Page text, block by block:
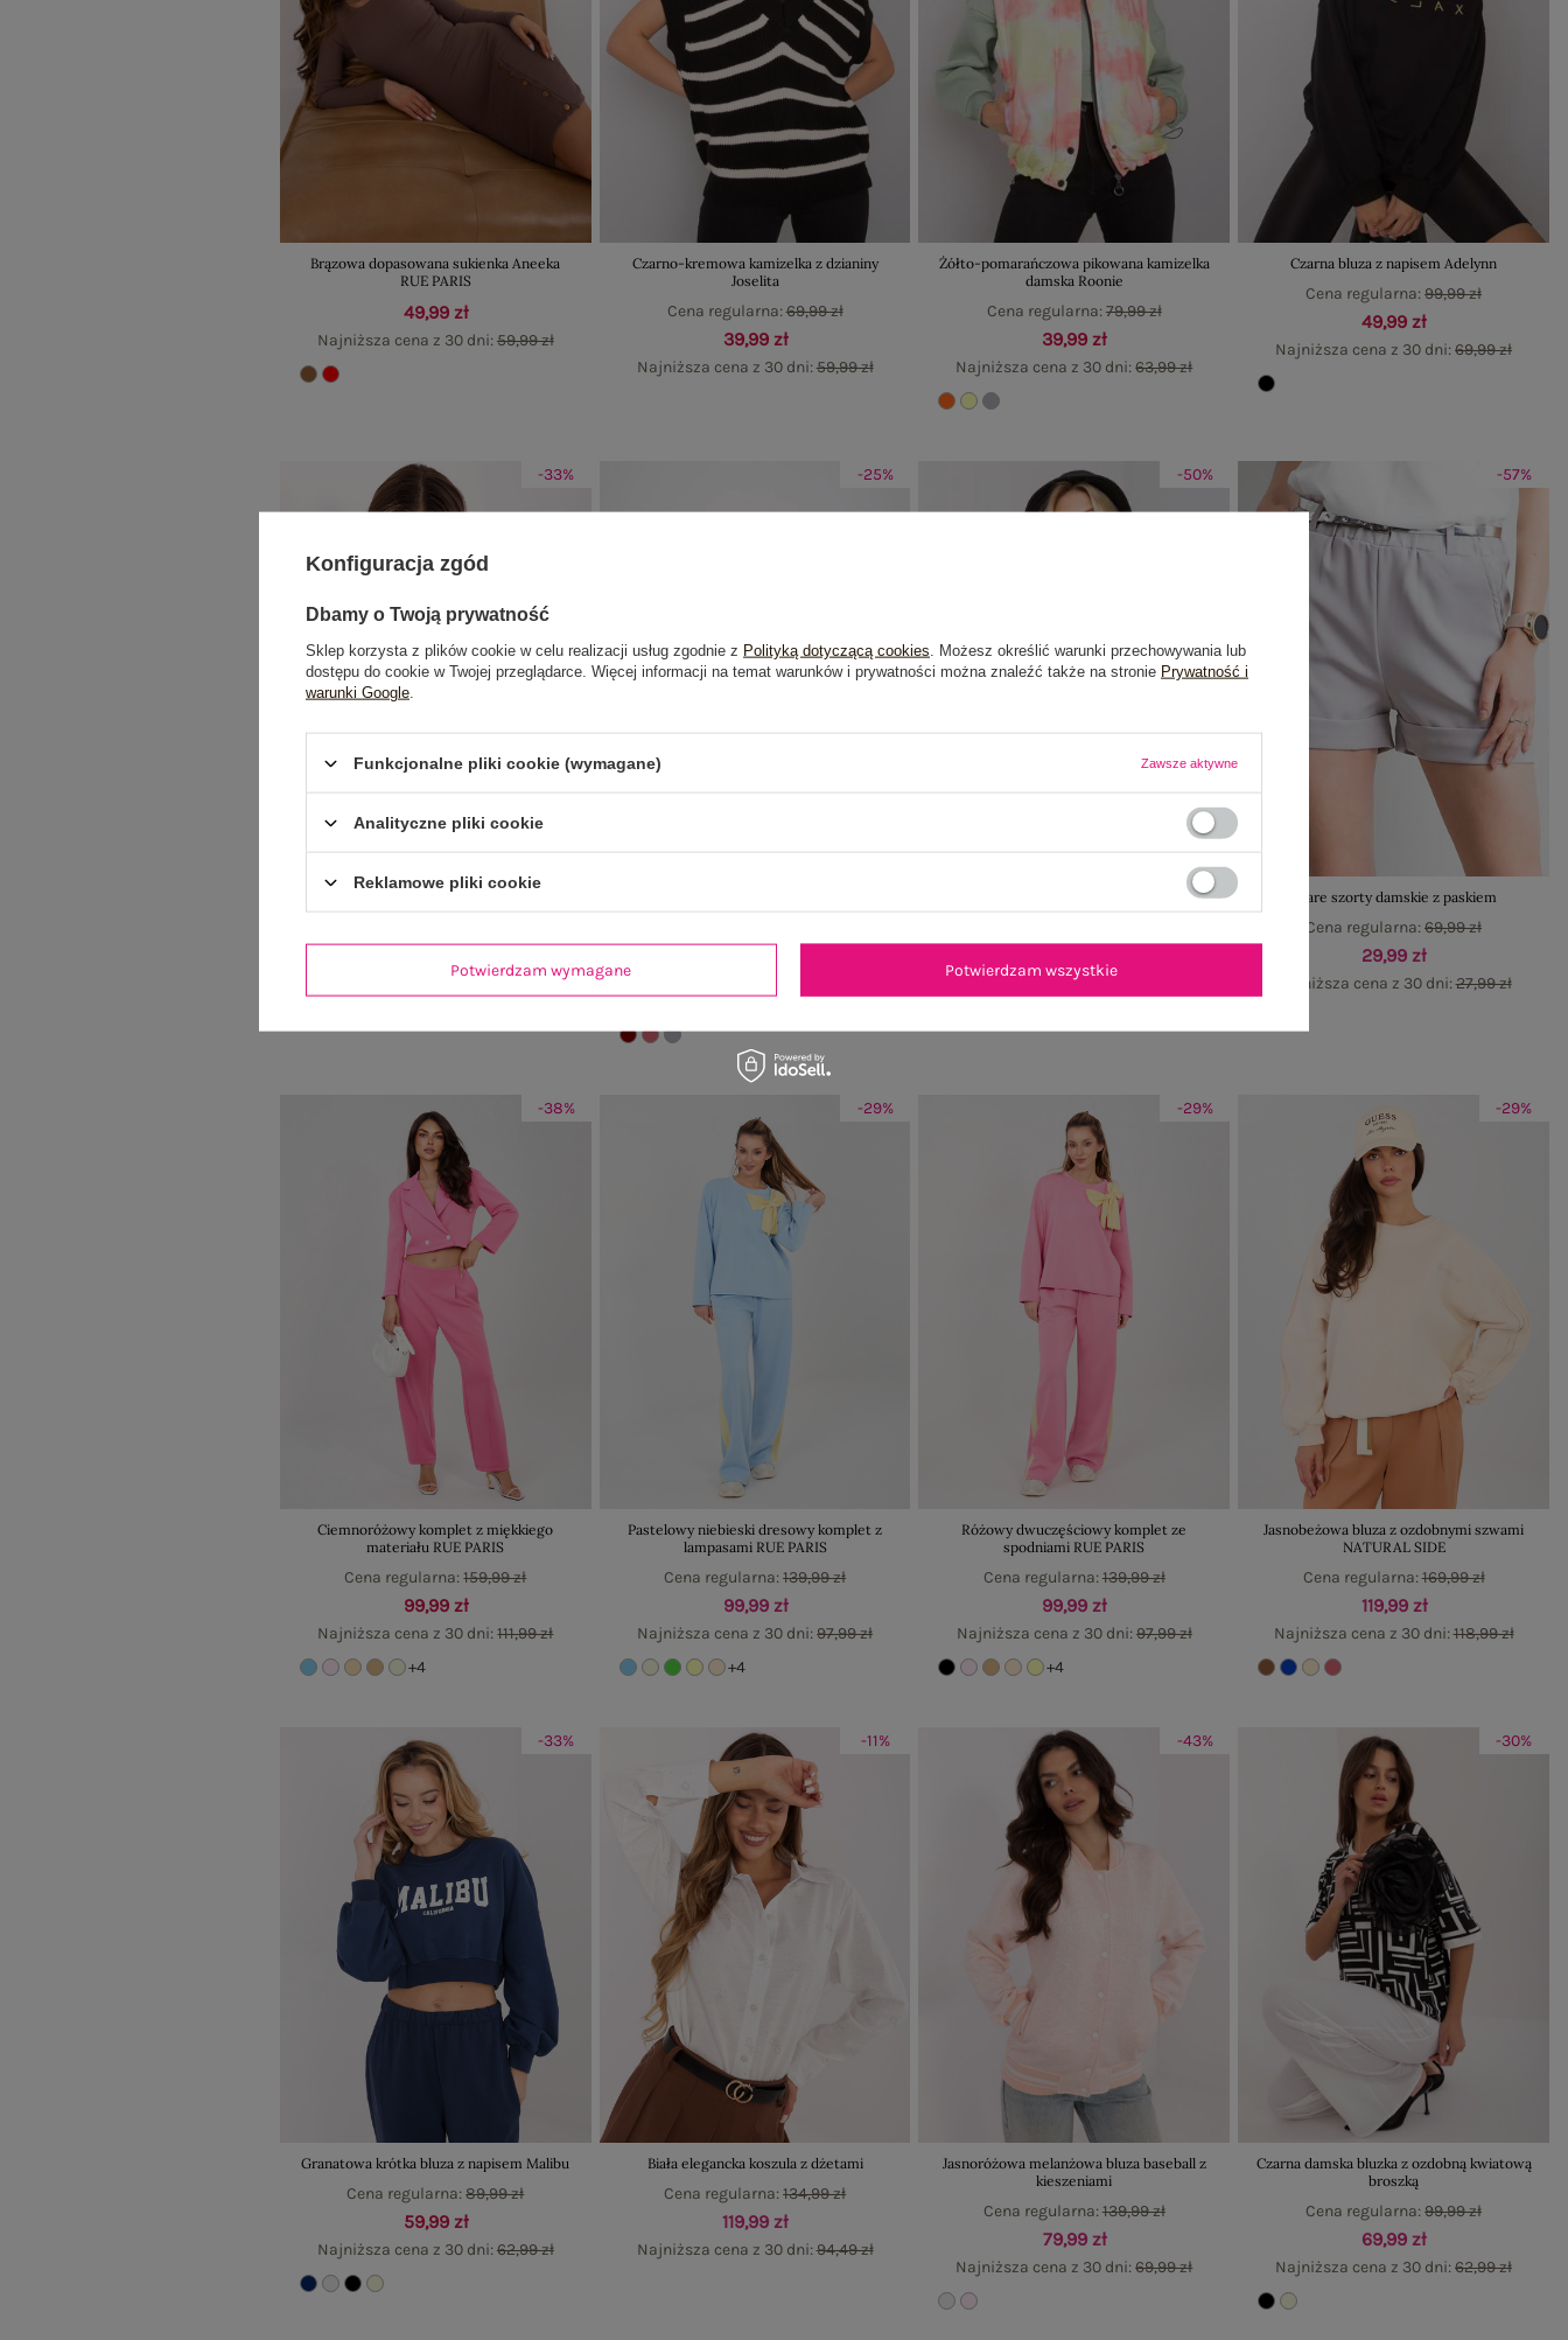
Brązowa dopasowana sukienka Aneeka
RUE PARIS
49,99 zł
Najniższa cena z 30 dni:59,99 zł
Czarno-kremowa kamizelka z dzianiny
Joselita
39,99 zł
Najniższa cena z 30 dni:59,99 zł
Cena regularna:69,99 zł
Żółto-pomarańczowa pikowana kamizelka
damska Roonie
39,99 zł
Najniższa cena z 30 dni:63,99 zł
Cena regularna:79,99 zł
Czarna bluza z napisem Adelynn
49,99 zł
Najniższa cena z 30 dni:69,99 zł
Cena regularna:99,99 zł
-33%
Liliowy top z wiązaniem przy dekolcie
Najniższa cena z 30 dni: 27,49 zł
-25%
Najniższa cena z 30 dni:47,99 zł
Cena regularna: 79,99 zł
-50%
Najniższa cena z 30 dni:
-57%
Szare szorty damskie z paskiem
29,99 zł
Najniższa cena z 30 dni:27,99 zł
Cena regularna:69,99 zł
-38%
Ciemnoróżowy komplet z miękkiego
materiału RUE PARIS
99,99 zł
Najniższa cena z 30 dni:111,99 zł
Cena regularna:159,99 zł
+4
-29%
Pastelowy niebieski dresowy komplet z
lampasami RUE PARIS
99,99 zł
Najniższa cena z 30 dni:97,99 zł
Cena regularna:139,99 zł
+4
-29%
Różowy dwuczęściowy komplet ze
spodniami RUE PARIS
99,99 zł
Najniższa cena z 30 dni:97,99 zł
Cena regularna:139,99 zł
+4
-29%
Jasnobeżowa bluza z ozdobnymi szwami
NATURAL SIDE
119,99 zł
Najniższa cena z 30 dni:118,99 zł
Cena regularna:169,99 zł
-33%
Granatowa krótka bluza z napisem Malibu
59,99 zł
Najniższa cena z 30 dni:62,99 zł
Cena regularna:89,99 zł
-11%
Biała elegancka koszula z dżetami
119,99 zł
Najniższa cena z 30 dni:94,49 zł
Cena regularna:134,99 zł
-43%
Jasnoróżowa melanżowa bluza baseball z
kieszeniami
79,99 zł
Najniższa cena z 30 dni:69,99 zł
Cena regularna:139,99 zł
-30%
Czarna damska bluzka z ozdobną kwiatową
broszką
69,99 zł
Najniższa cena z 30 dni:62,99 zł
Cena regularna:99,99 zł
Konfiguracja zgód
Dbamy o Twoją prywatność
Sklep korzysta z plików cookie w celu realizacji usług zgodnie z Polityką dotyczącą cookies . Możesz określić warunki przechowywania lub
dostępu do cookie w Twojej przeglądarce. Więcej informacji na temat warunków i prywatności można znaleźć także na stronie Prywatność i
warunki Google
Funkcjonalne pliki cookie (wymagane) Zawsze aktywne
Analityczne pliki cookie
Reklamowe pliki cookie
Potwierdzam wymagane Potwierdzam wszystkie